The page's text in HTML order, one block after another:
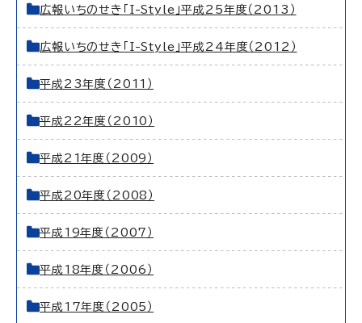
広報いちのせき「I-Style」平成25年度（2013）
広報いちのせき「I-Style」平成24年度（2012）
平成23年度（2011）
平成22年度（2010）
平成21年度（2009）
平成20年度（2008）
平成19年度（2007）
平成18年度（2006）
平成17年度（2005）